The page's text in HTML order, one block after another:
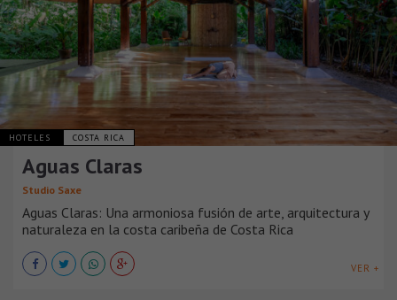
HOTELES COSTA RICA
Aguas Claras
Studio Saxe
Aguas Claras: Una armoniosa fusión de arte, arquitectura y
naturaleza en la costa caribeña de Costa Rica
VER +